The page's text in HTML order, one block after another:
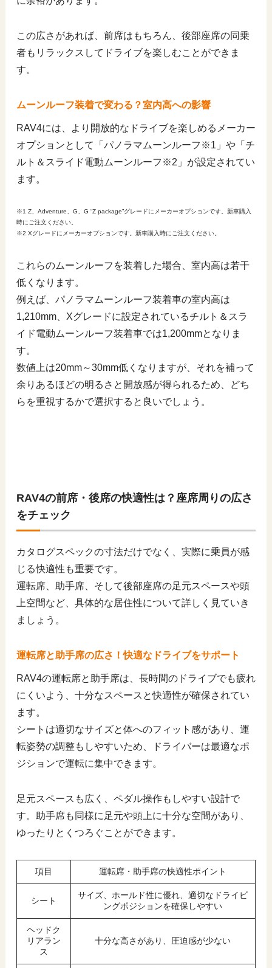
この広さがあれば、前席はもちろん、後部座席の同乗
者もリラックスしてドライブを楽しむことができま
す。
ムーンルーフ装着で変わる？室内高への影響
RAV4には、より開放的なドライブを楽しめるメーカー
オプションとして「パノラマムーンルーフ※1」や「チ
ルト＆スライド電動ムーンルーフ※2」が設定されてい
ます。
※1 Z、Adventure、G、G “Z package”グレードにメーカーオプションです。新車購入
時にご注文ください。
※2 Xグレードにメーカーオプションです。新車購入時にご注文ください。
これらのムーンルーフを装着した場合、室内高は若干
低くなります。
例えば、パノラマムーンルーフ装着車の室内高は
1,210mm、Xグレードに設定されているチルト＆スラ
イド電動ムーンルーフ装着車では1,200mmとなりま
す。
数値上は20mm～30mm低くなりますが、それを補って
余りあるほどの明るさと開放感が得られるため、どち
らを重視するかで選択すると良いでしょう。
RAV4の前席・後席の快適性は？座席周りの広さ
をチェック
カタログスペックの寸法だけでなく、実際に乗員が感
じる快適性も重要です。
運転席、助手席、そして後部座席の足元スペースや頭
上空間など、具体的な居住性について詳しく見ていき
ましょう。
運転席と助手席の広さ！快適なドライブをサポート
RAV4の運転席と助手席は、長時間のドライブでも疲れ
にくいよう、十分なスペースと快適性が確保されてい
ます。
シートは適切なサイズと体へのフィット感があり、運
転姿勢の調整もしやすいため、ドライバーは最適なポ
ジションで運転に集中できます。
足元スペースも広く、ペダル操作もしやすい設計で
す。助手席も同様に足元や頭上に十分な空間があり、
ゆったりとくつろぐことができます。
項目 運転席・助手席の快適性ポイント
シート
サイズ、ホールド性に優れ、適切なドライビ
ングポジションを確保しやすい
ヘッドク
リアラン
ス
十分な高さがあり、圧迫感が少ない